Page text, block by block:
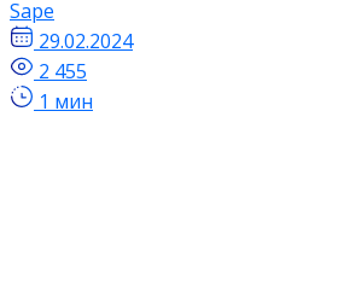
Sape
29.02.2024
2 455
1 мин